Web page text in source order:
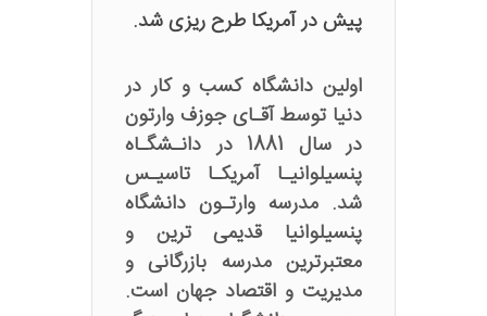
پیش در آمریکا طرح ریزی شد.
اولین دانشگاه کسب و کار در
دنیا توسط آقـای جوزف وارتون
در سال 1881 در دانـشگـاه
پنسیلوانیـا آمریکـا تاسیـس
شد. مدرسه وارتـون دانشگاه
پنسیلوانیا قدیمی ترین و
معتبرترین مدرسه بازرگانی و
مدیریت و اقتصاد جهان است.